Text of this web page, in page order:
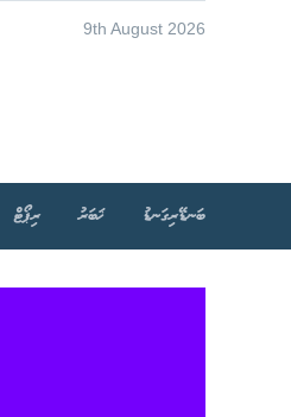
9th August 2026
ބަނޑޭރިގަނޑު ޚަބަރު ރިޕޯޓް